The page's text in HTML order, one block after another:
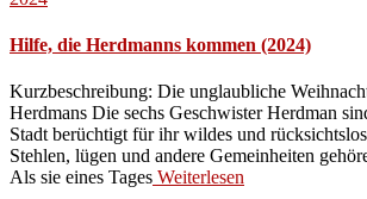
Hilfe, die Herdmanns kommen (2024)
Kurzbeschreibung: Die unglaubliche
Herdmans Die sechs Geschwister Herdman
Stadt berüchtigt für ihr wildes und
Stehlen, lügen und andere Gemeinheiten
Als sie eines Tages Weiterlesen